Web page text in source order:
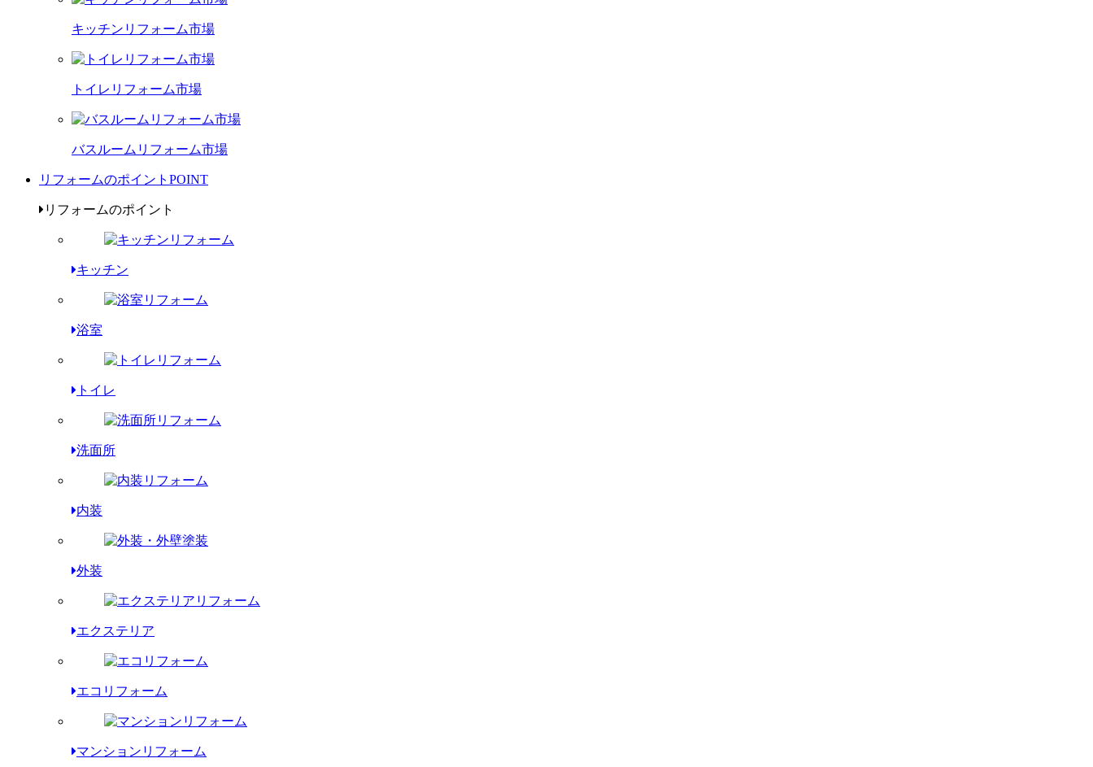
キッチンリフォーム市場
トイレリフォーム市場
バスルームリフォーム市場
リフォームのポイント POINT
リフォームのポイント
キッチン
浴室
トイレ
洗面所
内装
外装
エクステリア
エコリフォーム
マンションリフォーム